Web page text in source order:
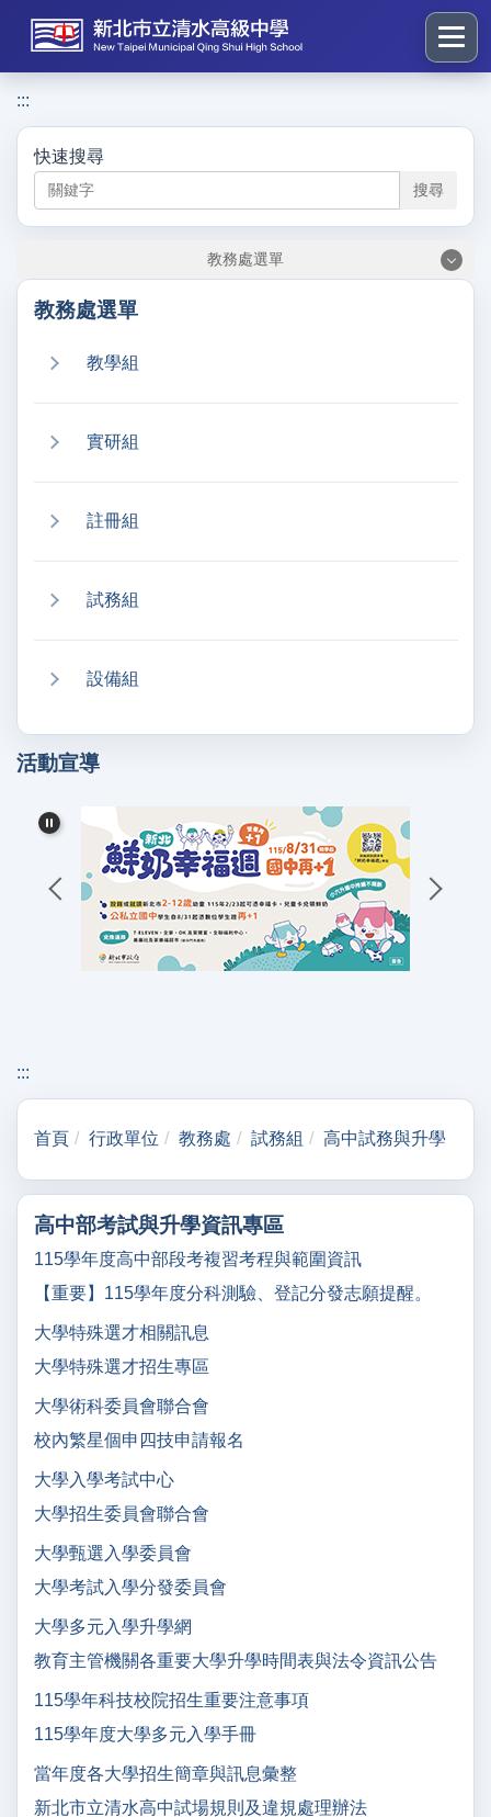
到
容
區
塊
:::
快速搜尋
搜尋
教務處選單
教務處選單
教學組
實研組
註冊組
試務組
設備組
活動宣導
:::
首頁 行政單位 教務處 試務組 高中試務與升學
高中部考試與升學資訊專區
115學年度高中部段考複習考程與範圍資訊
【重要】115學年度分科測驗、登記分發志願提醒。
大學特殊選才相關訊息
大學特殊選才招生專區
大學術科委員會聯合會
校內繁星個申四技申請報名
大學入學考試中心
大學招生委員會聯合會
大學甄選入學委員會
大學考試入學分發委員會
大學多元入學升學網
教育主管機關各重要大學升學時間表與法令資訊公告
115學年科技校院招生重要注意事項
115學年度大學多元入學手冊
當年度各大學招生簡章與訊息彙整
新北市立清水高中試場規則及違規處理辦法